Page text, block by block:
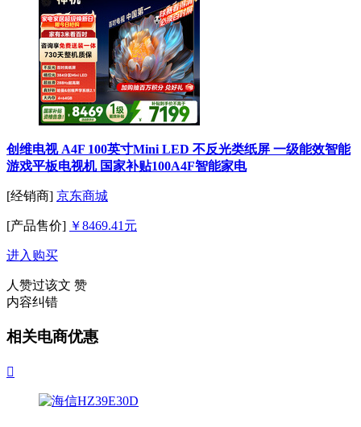
创维电视 A4F 100英寸Mini LED 不反光类纸屏 一级能效智能
游戏平板电视机 国家补贴100A4F智能家电
[经销商] 京东商城
[产品售价] ￥8469.41元
进入购买
人赞过该文 赞
内容纠错
相关电商优惠
